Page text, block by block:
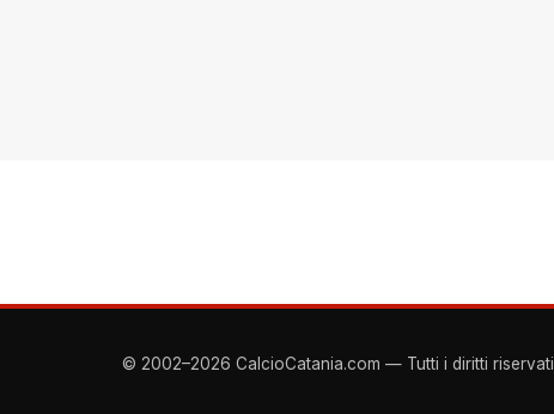
© 2002–2026 CalcioCatania.com — Tutti i diritti riservati